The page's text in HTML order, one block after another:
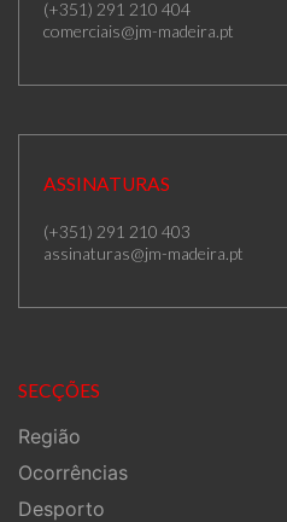
(+351) 291 210 404
comerciais@jm-madeira.pt
ASSINATURAS
(+351) 291 210 403
assinaturas@jm-madeira.pt
SECÇÕES
Região
Ocorrências
Desporto